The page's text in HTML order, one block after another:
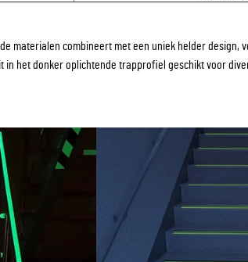
materialen combineert met een uniek helder design,
het donker oplichtende trapprofiel geschikt voor